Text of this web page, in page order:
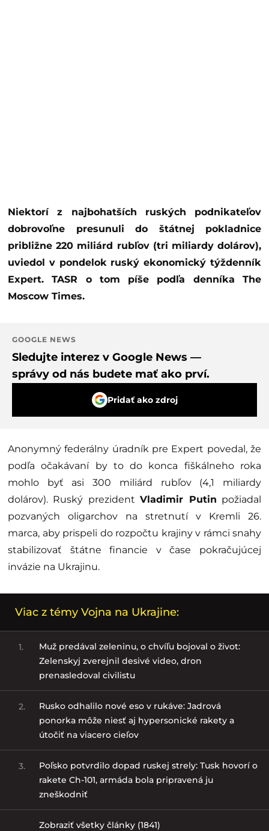
Niektorí z najbohatších ruských podnikateľov
dobrovoľne presunuli do štátnej pokladnice
približne 220 miliárd rubľov (tri miliardy dolárov),
uviedol v pondelok ruský ekonomický týždenník
Expert. TASR o tom píše podľa denníka The
Moscow Times.
GOOGLE NEWS
Sledujte interez v Google News —
správy od nás budete mať ako prví.
Pridať ako zdroj
Anonymný federálny úradník pre Expert povedal, že
podľa očakávaní by to do konca fiškálneho roka
mohlo byť asi 300 miliárd rubľov (4,1 miliardy
dolárov). Ruský prezidentVladimir Putin požiadal
pozvaných oligarchov na stretnutí v Kremli 26.
marca, aby prispeli do rozpočtu krajiny v rámci snahy
stabilizovať štátne financie v čase pokračujúcej
invázie na Ukrajinu.
Viac z témy Vojna na Ukrajine:
1.
Muž predával zeleninu, o chvíľu bojoval o život:
Zelenskyj zverejnil desivé video, dron
prenasledoval civilistu
2.
Rusko odhalilo nové eso v rukáve: Jadrová
ponorka môže niesť aj hypersonické rakety a
útočiť na viacero cieľov
3.
Poľsko potvrdilo dopad ruskej strely: Tusk hovorí o
rakete Ch-101, armáda bola pripravená ju
zneškodniť
Zobraziť všetky články (1841)